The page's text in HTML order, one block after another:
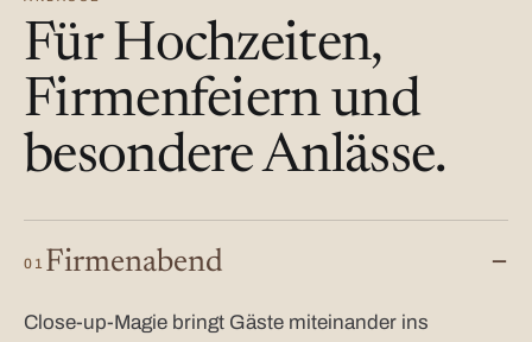
Für Hochzeiten,
Firmenfeiern und
besondere Anlässe.
01 Firmenabend
Close-up-Magie bringt Gäste miteinander ins